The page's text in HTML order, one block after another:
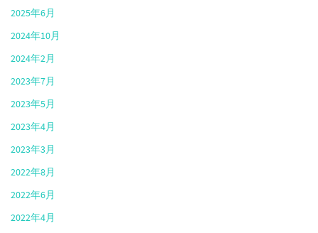
2025年6月
2024年10月
2024年2月
2023年7月
2023年5月
2023年4月
2023年3月
2022年8月
2022年6月
2022年4月